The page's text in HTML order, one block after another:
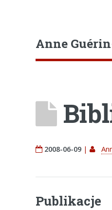
Anne
2008-06-09 |
Publikacje